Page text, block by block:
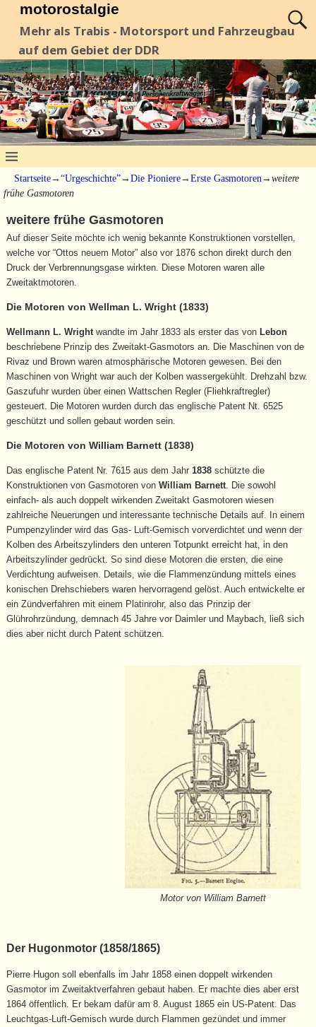
motorostalgie
Mehr als Trabis - Motorsport und Fahrzeugbau
auf dem Gebiet der DDR
Startseite→ “Urgeschichte”→ Die Pioniere→ Erste Gasmotoren → weitere
frühe Gasmotoren
weitere frühe Gasmotoren
Auf dieser Seite möchte ich wenig bekannte Konstruktionen vorstellen,
welche vor “Ottos neuem Motor” also vor 1876 schon direkt durch den
Druck der Verbrennungsgase wirkten. Diese Motoren waren alle
Zweitaktmotoren.
Die Motoren von Wellman L. Wright (1833)
Wellmann L. Wrightwandte im Jahr 1833 als erster das von Lebon
beschriebene Prinzip des Zweitakt-Gasmotors an. Die Maschinen von de
Rivaz und Brown waren atmosphärische Motoren gewesen. Bei den
Maschinen von Wright war auch der Kolben wassergekühlt. Drehzahl bzw.
Gaszufuhr wurden über einen Wattschen Regler (Fliehkraftregler)
gesteuert. Die Motoren wurden durch das englische Patent Nt. 6525
geschützt und sollen gebaut worden sein.
Die Motoren von William Barnett (1838)
Das englische Patent Nr. 7615 aus dem Jahr 1838schützte die
Konstruktionen von Gasmotoren von William Barnett. Die sowohl
einfach- als auch doppelt wirkenden Zweitakt Gasmotoren wiesen
zahlreiche Neuerungen und interessante technische Details auf. In einem
Pumpenzylinder wird das Gas- Luft-Gemisch vorverdichtet und wenn der
Kolben des Arbeitszylinders den unteren Totpunkt erreicht hat, in den
Arbeitszylinder gedrückt. So sind diese Motoren die ersten, die eine
Verdichtung aufweisen. Details, wie die Flammenzündung mittels eines
konischen Drehschiebers waren hervorragend gelöst. Auch entwickelte er
ein Zündverfahren mit einem Platinrohr, also das Prinzip der
Glührohrzündung, demnach 45 Jahre vor Daimler und Maybach, ließ sich
dies aber nicht durch Patent schützen.
Motor von William Barnett
Der Hugonmotor (1858/1865)
Pierre Hugon soll ebenfalls im Jahr 1858 einen doppelt wirkenden
Gasmotor im Zweitaktverfahren gebaut haben. Er machte dies aber erst
1864 öffentlich. Er bekam dafür am 8. August 1865 ein US-Patent. Das
Leuchtgas-Luft-Gemisch wurde durch Flammen gezündet und immer